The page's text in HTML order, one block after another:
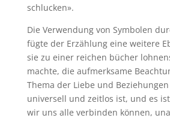
schlucken».
Die Verwendung von Symbolen
fügte der Erzählung eine weitere
sie zu einer reichen bücher
machte, die aufmerksame
Thema der Liebe und
universell und zeitlos ist, und es
wir uns alle verbinden können,